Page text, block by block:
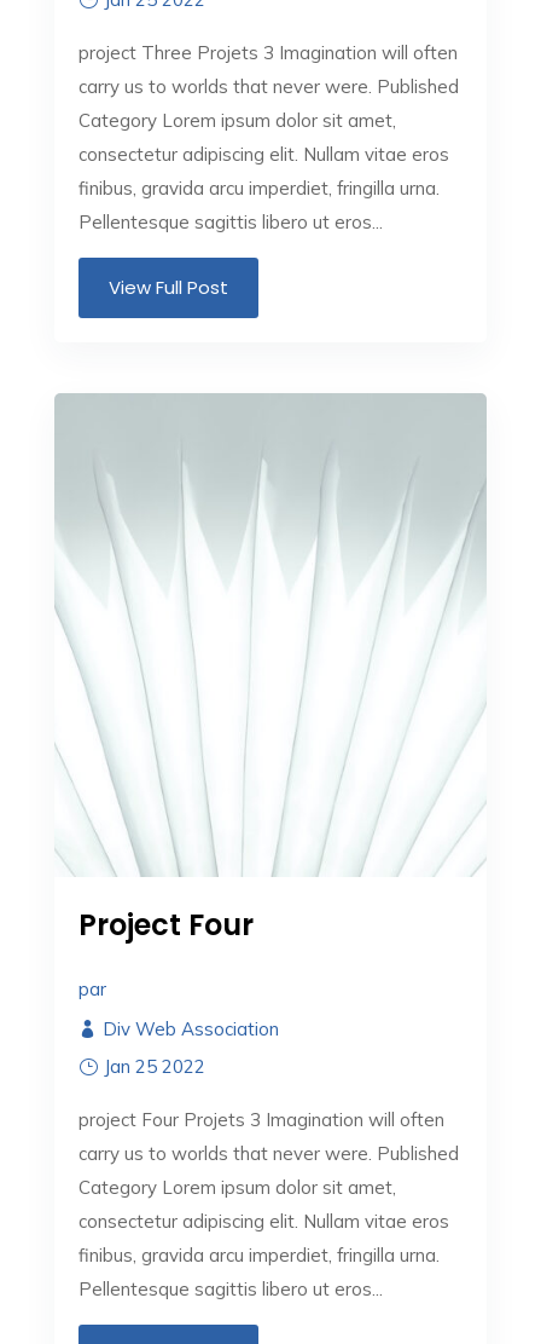
project Three Projets 3 Imagination will often
carry us to worlds that never were. Published
Category Lorem ipsum dolor sit amet,
consectetur adipiscing elit. Nullam vitae eros
finibus, gravida arcu imperdiet, fringilla urna.
Pellentesque sagittis libero ut eros...
View Full Post
Project Four
par
Div Web Association
Jan 25 2022
project Four Projets 3 Imagination will often
carry us to worlds that never were. Published
Category Lorem ipsum dolor sit amet,
consectetur adipiscing elit. Nullam vitae eros
finibus, gravida arcu imperdiet, fringilla urna.
Pellentesque sagittis libero ut eros...